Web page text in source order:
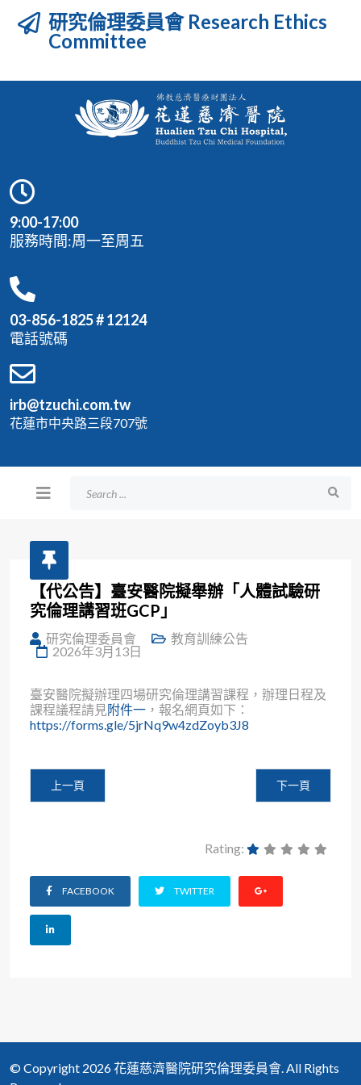
研究倫理委員會 Research Ethics
Committee
9:00-17:00
服務時間:周一至周五
03-856-1825 # 12124
電話號碼
irb@tzuchi.com.tw
花蓮市中央路三段707號
【代公告】臺安醫院擬舉辦「人體試驗研
究倫理講習班GCP」
研究倫理委員會
教育訓練公告
2026年3月13日
臺安醫院擬辦理四場研究倫理講習課程，辦理日程及
課程議程請見附件一 ，報名網頁如下：
https://forms.gle/5jrNq9w4zdZoyb3J8
上一篇文章: 【代公告】國泰綜合醫院 將於4/25日(六)舉辦「
上一頁 下一篇文章: 【
下一頁
Rating:
FACEBOOK TWITTER
© Copyright 2026 花蓮慈濟醫院研究倫理委員會. All Rights